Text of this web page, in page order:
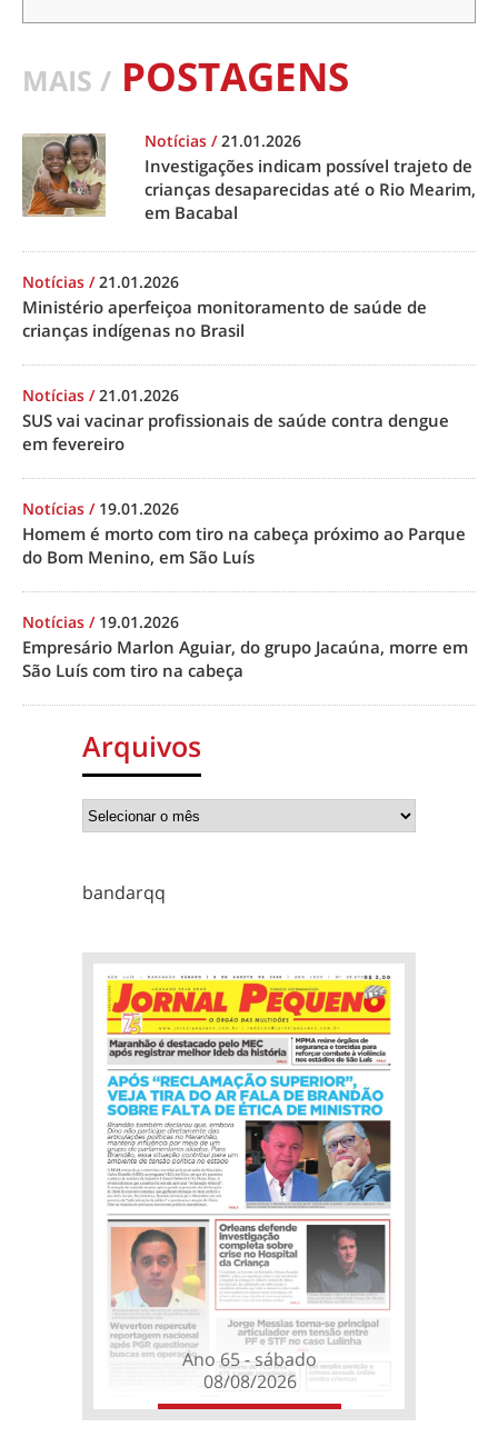
MAIS / POSTAGENS
Notícias /21.01.2026
Investigações indicam possível trajeto de
crianças desaparecidas até o Rio Mearim,
em Bacabal
Notícias /21.01.2026
Ministério aperfeiçoa monitoramento de saúde de
crianças indígenas no Brasil
Notícias /21.01.2026
SUS vai vacinar profissionais de saúde contra dengue
em fevereiro
Notícias / 19.01.2026
Homem é morto com tiro na cabeça próximo ao Parque
do Bom Menino, em São Luís
Notícias / 19.01.2026
Empresário Marlon Aguiar, do grupo Jacaúna, morre em
São Luís com tiro na cabeça
Arquivos
bandarqq
Ano 65 - sábado
08/08/2026